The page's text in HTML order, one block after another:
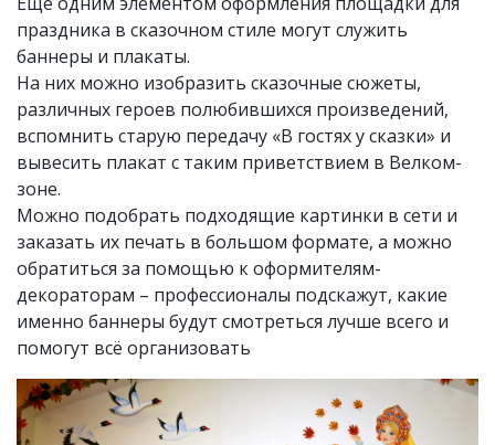
праздника в сказочном стиле могут служить
баннеры и плакаты.
На них можно изобразить сказочные сюжеты,
различных героев полюбившихся произведений,
вспомнить старую передачу «В гостях у сказки» и
вывесить плакат с таким приветствием в Велком-
зоне.
Можно подобрать подходящие картинки в сети и
заказать их печать в большом формате, а можно
обратиться за помощью к оформителям-
декораторам – профессионалы подскажут, какие
именно баннеры будут смотреться лучше всего и
помогут всё организовать